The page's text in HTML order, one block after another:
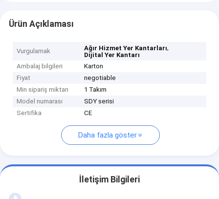
Ürün Açıklaması
Vurgulamak Ağır Hizmet Yer Kantarları,
Dijital Yer Kantarı
Ambalaj bilgileri
Karton
Fiyat
negotiable
Min sipariş miktarı
1 Takım
Model numarası
SDY serisi
Sertifika
CE
Daha fazla göster
İletişim Bilgileri